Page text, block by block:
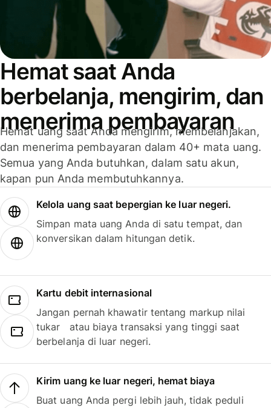
Hemat saat Anda
berbelanja, mengirim, dan
menerima pembayaran
Hemat uang saat Anda mengirim, membelanjakan,
dan menerima pembayaran dalam 40+ mata uang.
Semua yang Anda butuhkan, dalam satu akun,
kapan pun Anda membutuhkannya.
Kelola uang saat bepergian ke luar negeri.
Simpan mata uang Anda di satu tempat, dan
konversikan dalam hitungan detik.
Kartu debit internasional
Jangan pernah khawatir tentang markup nilai
tukar atau biaya transaksi yang tinggi saat
berbelanja di luar negeri.
Kirim uang ke luar negeri, hemat biaya
Buat uang Anda pergi lebih jauh, tidak peduli